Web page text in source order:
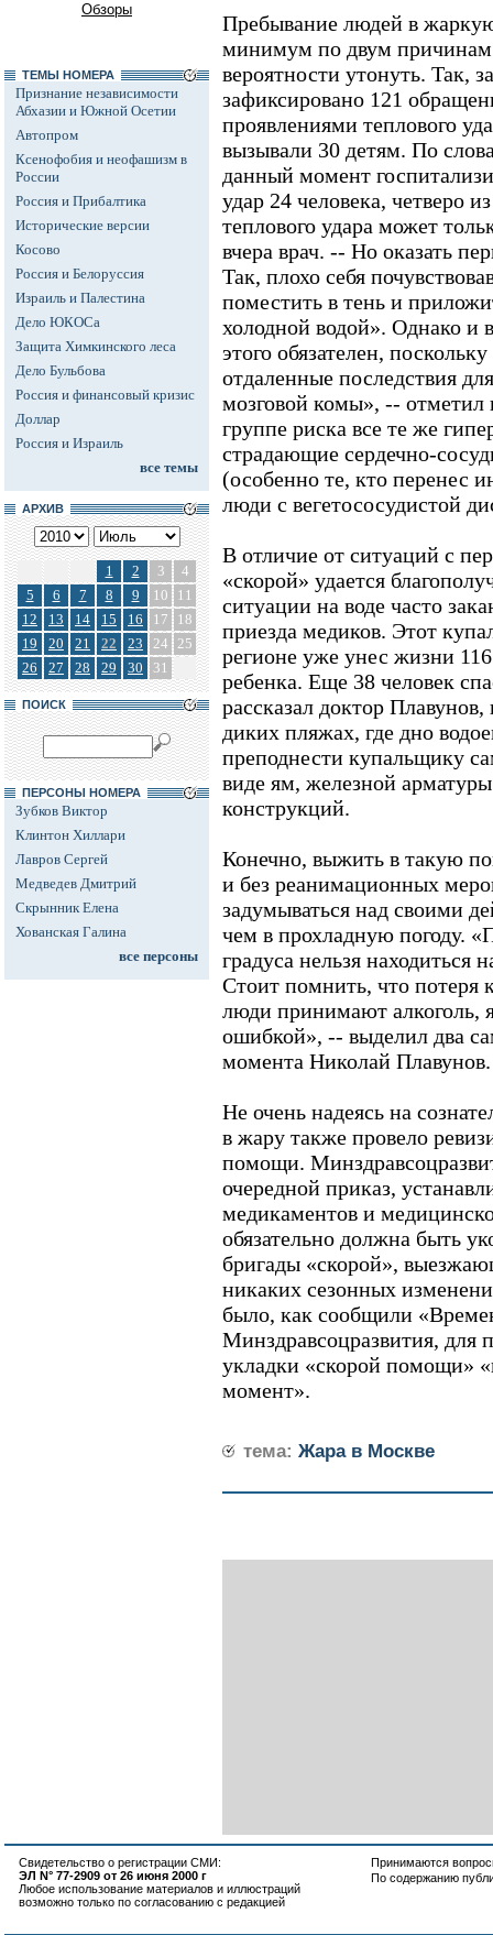
Обзоры
ТЕМЫ НОМЕРА
Признание независимости
Абхазии и Южной Осетии
Автопром
Ксенофобия и неофашизм в
России
Россия и Прибалтика
Исторические версии
Косово
Россия и Белоруссия
Израиль и Палестина
Дело ЮКОСа
Защита Химкинского леса
Дело Бульбова
Россия и финансовый кризис
Доллар
Россия и Израиль
все темы
АРХИВ
1 2 3
4
5
6 7 8 9 10
11
12
13 14 15 16 17
18
19
20 21 22 23 24 25
26
27 28 29 30 31
ПОИСК
ПЕРСОНЫ НОМЕРА
Зубков Виктор
Клинтон Хиллари
Лавров Сергей
Медведев Дмитрий
Скрынник Елена
Хованская Галина
все персоны
Пребывание людей в
минимум по двум причинам
вероятности утонуть. Так,
зафиксировано 121
проявлениями теплового
вызывали 30 детям. По
данный момент
удар 24 человека, четверо
теплового удара может
вчера врач. -- Но оказать
Так, плохо себя
поместить в тень и
холодной водой». Однако и
этого обязателен,
отдаленные последствия
мозговой комы», -- отметил
группе риска все те же
страдающие сердечно-
(особенно те, кто перенес
люди с вегетососудистой
В отличие от ситуаций с
«скорой» удается
ситуации на воде часто
приезда медиков. Этот
регионе уже унес жизни
ребенка. Еще 38 человек
рассказал доктор
диких пляжах, где дно
преподнести купальщику
виде ям, железной
конструкций.
Конечно, выжить в такую
и без реанимационных
задумываться над своими
чем в прохладную погоду.
градуса нельзя находиться
Стоит помнить, что потеря
люди принимают алкоголь,
ошибкой», -- выделил два
момента Николай Плавунов.
Не очень надеясь на
в жару также провело
помощи.
очередной приказ,
медикаментов и
обязательно должна быть
бригады «скорой»,
никаких сезонных
было, как сообщили
Минздравсоцразвития, для
укладки «скорой помощи»
момент».
тема: Жара в Москве
Свидетельство о регистрации СМИ:
ЭЛ N° 77-2909 от 26 июня 2000 г
Любое использование материалов и иллюстраций
возможно только по согласованию с редакцией
Принимаются
По содержанию